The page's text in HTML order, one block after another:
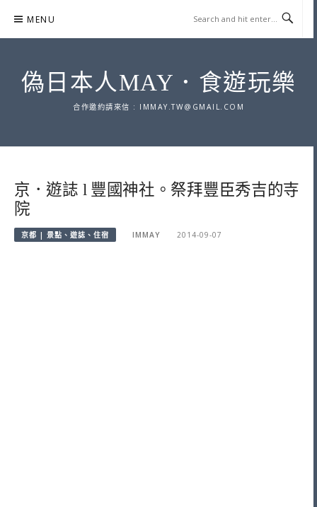
content
MENU
偽日本人MAY．食遊玩樂
合作邀約請來信 : IMMAY.TW@GMAIL.COM
京．遊誌 l 豐國神社。祭拜豐臣秀吉的寺
院
京都 | 景點、遊誌、住宿 IMMAY 2014-09-07